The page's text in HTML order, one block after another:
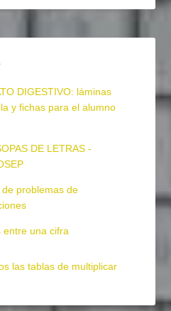
DIGESTIVO: láminas
y fichas para el alumno
DE LETRAS -
problemas de
entre una cifra
las tablas de multiplicar